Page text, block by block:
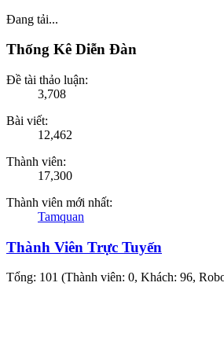
Đang tải...
Thống Kê Diễn Đàn
Đề tài thảo luận:
3,708
Bài viết:
12,462
Thành viên:
17,300
Thành viên mới nhất:
Tamquan
Thành Viên Trực Tuyến
Tổng: 101 (Thành viên: 0, Khách: 96,